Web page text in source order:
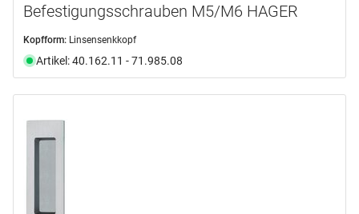
Befestigungsschrauben M5/M6 HAGER
Kopfform: Linsensenkkopf
Artikel: 40.162.11 - 71.985.08